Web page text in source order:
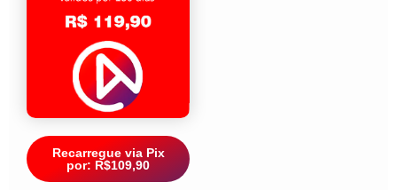
Recarregue via Pix
por: R$109,90